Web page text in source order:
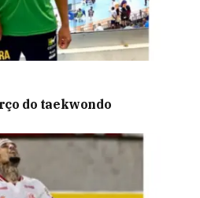
do taekwondo